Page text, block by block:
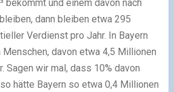
bekommt und einem davon nach
dann bleiben etwa 295
Verdienst pro Jahr. In Bayern
davon etwa 4,5 Millionen
Sagen wir mal, dass 10% davon
hätte Bayern so etwa 0,4 Millionen